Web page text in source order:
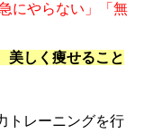
急にやらない」「無
美しく痩せること
トレーニングを行